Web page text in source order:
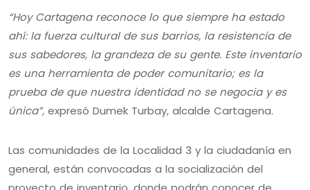
“Hoy Cartagena reconoce lo que siempre ha estado
ahí: la fuerza cultural de sus barrios, la resistencia de
sus sabedores, la grandeza de su gente. Este inventario
es una herramienta de poder comunitario; es la
prueba de que nuestra identidad no se negocia y es
única”, expresó Dumek Turbay, alcalde Cartagena.
Las comunidades de la Localidad 3 y la ciudadanía en
general, están convocadas a la socialización del